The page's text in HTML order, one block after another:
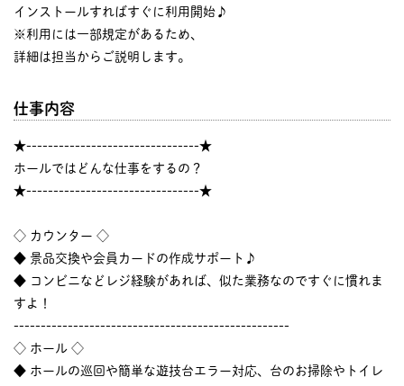
インストールすればすぐに利用開始♪
※利用には一部規定があるため、
詳細は担当からご説明します。
仕事内容
★--------------------------------★
ホールではどんな仕事をするの？
★--------------------------------★
◇ カウンター ◇
◆ 景品交換や会員カードの作成サポート♪
◆ コンビニなどレジ経験があれば、似た業務なのですぐに慣れま
すよ！
---------------------------------------------------
◇ ホール ◇
◆ ホールの巡回や簡単な遊技台エラー対応、台のお掃除やトイレ